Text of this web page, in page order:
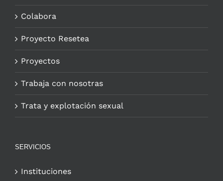
Colabora
Proyecto Resetea
Proyectos
Trabaja con nosotras
Trata y explotación sexual
SERVICIOS
Instituciones